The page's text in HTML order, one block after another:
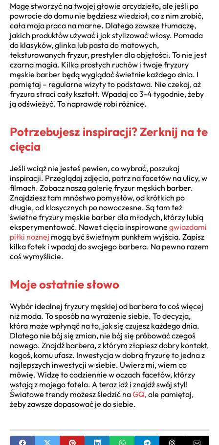
Mogę stworzyć na twojej głowie arcydzieło, ale jeśli po
powrocie do domu nie będziesz wiedział, co z nim zrobić,
cała moja praca na marne. Dlatego zawsze tłumaczę,
jakich produktów używać i jak stylizować włosy. Pomada
do klasyków, glinka lub pasta do matowych,
teksturowanych fryzur, prestyler dla objętości. To nie jest
czarna magia. Kilka prostych ruchów i twoje fryzury
męskie barber będą wyglądać świetnie każdego dnia. I
pamiętaj – regularne wizyty to podstawa. Nie czekaj, aż
fryzura straci cały kształt. Wpadaj co 3-4 tygodnie, żeby
ją odświeżyć. To naprawdę robi różnicę.
Potrzebujesz inspiracji? Zerknij na te
cięcia
Jeśli wciąż nie jesteś pewien, co wybrać, poszukaj
inspiracji. Przeglądaj zdjęcia, patrz na facetów na ulicy, w
filmach. Zobacz naszą galerię fryzur męskich barber.
Znajdziesz tam mnóstwo pomysłów, od krótkich po
długie, od klasycznych po nowoczesne. Są tam też
świetne fryzury męskie barber dla młodych, którzy lubią
eksperymentować. Nawet cięcia inspirowane gwiazdami
piłki nożnej mogą być świetnym punktem wyjścia. Zapisz
kilka fotek i wpadaj do swojego barbera. Na pewno razem
coś wymyślicie.
Moje ostatnie słowo
Wybór idealnej fryzury męskiej od barbera to coś więcej
niż moda. To sposób na wyrażenie siebie. To decyzja,
która może wpłynąć na to, jak się czujesz każdego dnia.
Dlatego nie bój się zmian, nie bój się próbować czegoś
nowego. Znajdź barbera, z którym złapiesz dobry kontakt,
kogoś, komu ufasz. Inwestycja w dobrą fryzurę to jedna z
najlepszych inwestycji w siebie. Uwierz mi, wiem co
mówię. Widzę to codziennie w oczach facetów, którzy
wstają z mojego fotela. A teraz idź i znajdź swój styl!
Światowe trendy możesz śledzić naGQ, ale pamiętaj,
żeby zawsze dopasować je do siebie.